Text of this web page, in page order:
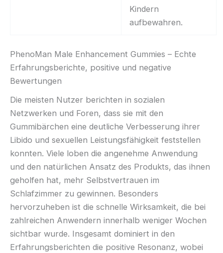
Kindern
aufbewahren.
PhenoMan Male Enhancement Gummies – Echte
Erfahrungsberichte, positive und negative
Bewertungen
Die meisten Nutzer berichten in sozialen
Netzwerken und Foren, dass sie mit den
Gummibärchen eine deutliche Verbesserung ihrer
Libido und sexuellen Leistungsfähigkeit feststellen
konnten. Viele loben die angenehme Anwendung
und den natürlichen Ansatz des Produkts, das ihnen
geholfen hat, mehr Selbstvertrauen im
Schlafzimmer zu gewinnen. Besonders
hervorzuheben ist die schnelle Wirksamkeit, die bei
zahlreichen Anwendern innerhalb weniger Wochen
sichtbar wurde. Insgesamt dominiert in den
Erfahrungsberichten die positive Resonanz, wobei